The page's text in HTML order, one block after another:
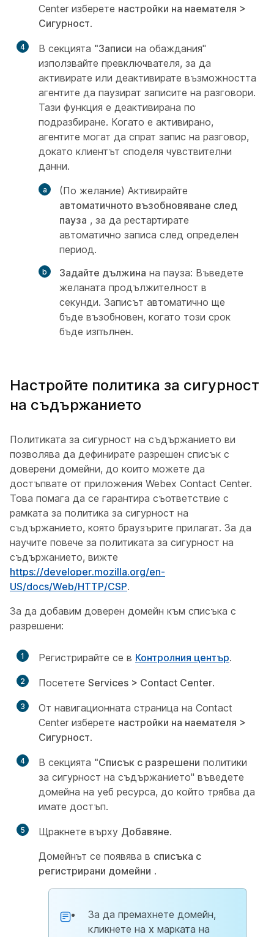
Center изберете настройки на наемателя >
Сигурност.
4 В секцията "Записи на обаждания"
използвайте превключвателя, за да
активирате или деактивирате възможността
агентите да паузират записите на разговори.
Тази функция е деактивирана по
подразбиране. Когато е активирано,
агентите могат да спрат запис на разговор,
докато клиентът споделя чувствителни
данни.
(По желание) Активирайте
автоматичното възобновяване след
пауза , за да рестартирате
автоматично записа след определен
период.
Задайте дължина на пауза: Въведете
желаната продължителност в
секунди. Записът автоматично ще
бъде възобновен, когато този срок
бъде изпълнен.
Настройте политика за сигурност
на съдържанието
Политиката за сигурност на съдържанието ви
позволява да дефинирате разрешен списък с
доверени домейни, до които можете да
достъпвате от приложения Webex Contact Center.
Това помага да се гарантира съответствие с
рамката за политика за сигурност на
съдържанието, която браузърите прилагат. За да
научите повече за политиката за сигурност на
съдържанието, вижте
https://developer.mozilla.org/en-
US/docs/Web/HTTP/CSP.
За да добавим доверен домейн към списъка с
разрешени:
1 Регистрирайте се в Контролния център.
2 Посетете Services > Contact Center.
3
От навигационната страница на Contact
Center изберете настройки на наемателя >
Сигурност.
4 В секцията "Списък с разрешени политики
за сигурност на съдържанието" въведете
домейна на уеб ресурса, до който трябва да
имате достъп.
5 Щракнете върху Добавяне.
Домейнът се появява в списъка с
регистрирани домейни .
За да премахнете домейн,
кликнете на x марката на